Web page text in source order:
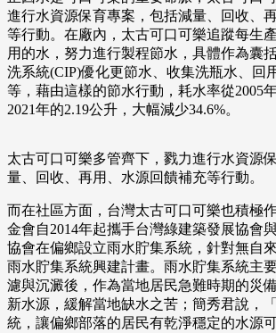
進行水資源保育專案，包括減量、回收、
等行動。在廠內，太古可口可樂追蹤每生
用的水，努力進行製程節水，具體作為囊
洗系統(CIP)優化更節水、收集洗瓶水、回
等，藉由這樣的節水行動，耗水率從2005
2021年的2.19公升，大幅減少34.6%。
太古可口可樂多管齊下，戮力進行水資源
量、回收、再用、水源回饋補充等行動。
而在社區方面，台灣太古可口可樂也積極
金會自2014年起攜手台灣綠建築發展協會
協會在偏鄉設立雨水貯集系統，針對無自
雨水貯集系統興建計畫。雨水貯集系統主
濾與沉澱後，作為當地居民急難時期的災
新水源，緩解當地缺水之苦；簡秀君說，
統，讓偏鄉部落的居民有乾淨穩定的水源